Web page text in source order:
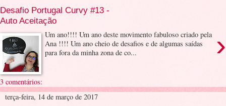
Desafio Portugal Curvy #13 -
Auto Aceitação
›
Um ano!!!! Um ano deste movimento fabuloso criado pela
Ana !!!! Um ano cheio de desafios e de algumas saídas
para fora da minha zona de co...
3 comentários:
terça-feira, 14 de março de 2017